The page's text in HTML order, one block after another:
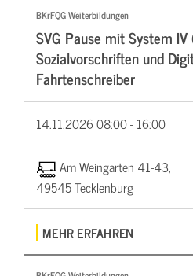
BKrFQG Weiterbildungen
SVG Pause mit System
Sozialvorschriften und
Fahrtenschreiber
14.11.202608:00 - 16:00
Am Weingarten 41-43,
49545 Tecklenburg
MEHR ERFAHREN